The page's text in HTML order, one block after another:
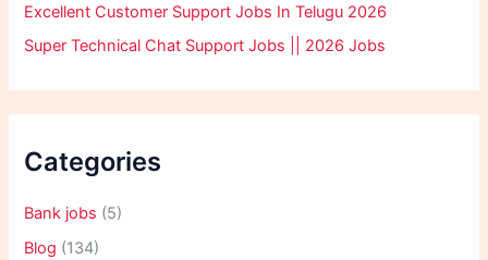
Excellent Customer Support Jobs In Telugu 2026
Super Technical Chat Support Jobs || 2026 Jobs
Categories
Bank jobs (5)
Blog (134)